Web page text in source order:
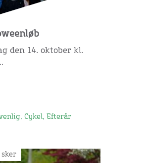
den 14. oktober kl.
Cykel, Efterår
sker